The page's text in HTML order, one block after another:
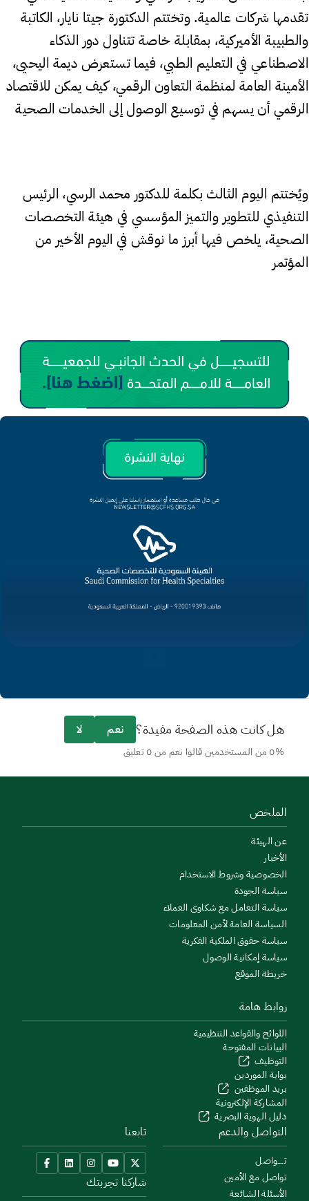
تقدمها شركات عالمية. وتختتم الدكتورة جيتا نايار، الكاتبة
والطبيبة الأميركية، بمقابلة خاصة تتناول دور الذكاء
الاصطناعي في التعليم الطبي، فيما تستعرض ديمة اليحيى،
الأمينة العامة لمنظمة التعاون الرقمي، كيف يمكن للاقتصاد
الرقمي أن يسهم في توسيع الوصول إلى الخدمات الصحية
ويُختتم اليوم الثالث بكلمة للدكتور محمد الرسي، الرئيس
التنفيذي للتطوير والتميز المؤسسي في هيئة التخصصات
الصحية، يلخص فيها أبرز ما نوقش في اليوم الأخير من
المؤتمر
هل كانت هذه الصفحة مفيدة؟ نعم لا
0% من المستخدمين قالوا نعم من 0 تعليق
الملخص
عن الهيئة
الأخبار
الخصوصية وشروط الاستخدام
سياسة الجودة
سياسة التعامل مع شكاوى العملاء
السياسة العامة لأمن المعلومات
سياسة حقوق الملكية الفكرية
سياسة إمكانية الوصول
خريطة الموقع
روابط هامة
اللوائح والقواعد التنظيمية
البيانات المفتوحة
التوظيف
بوابة الموردين
بريد الموظفين
المشاركة الإلكترونية
دليل الهوية البصرية
التواصل والدعم
تــــواصل
تواصل مع الأمين
الأسئلة الشائعة
تابعنا
شاركنا تجربتك